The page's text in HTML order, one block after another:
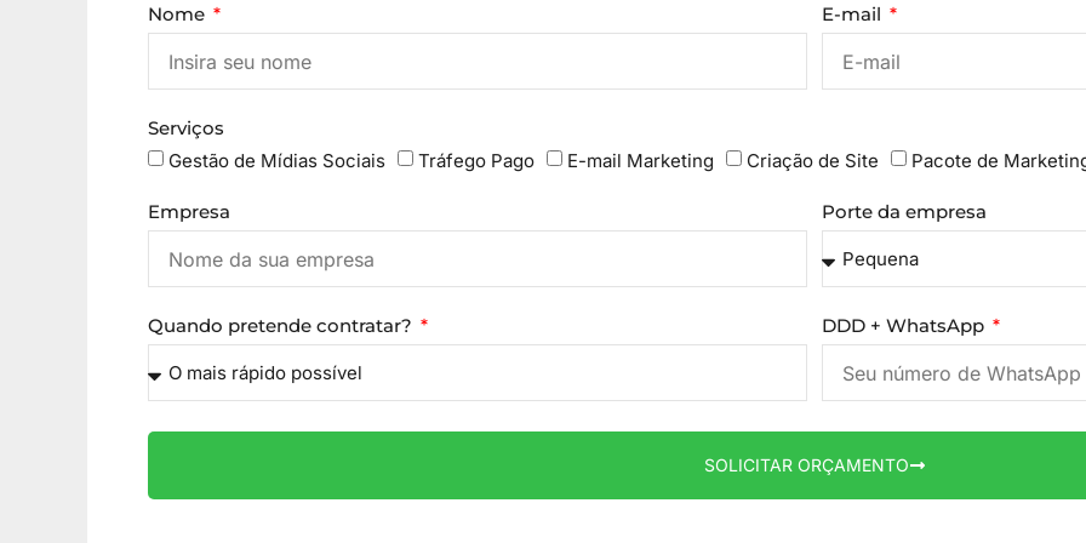
Nome E-mail
Serviços
Gestão de Mídias Sociais
Tráfego Pago E-mail Marketing Criação de Site Pacote de
Empresa Porte da empresa
Quando pretende contratar? DDD + WhatsApp
SOLICITAR ORÇAMENTO